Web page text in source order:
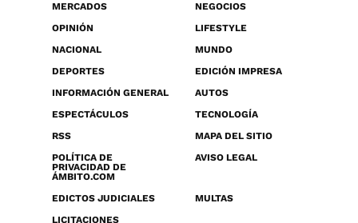
MERCADOS
NEGOCIOS
OPINIÓN
LIFESTYLE
NACIONAL
MUNDO
DEPORTES
EDICIÓN IMPRESA
INFORMACIÓN GENERAL
AUTOS
ESPECTÁCULOS
TECNOLOGÍA
RSS
MAPA DEL SITIO
POLÍTICA DE
PRIVACIDAD DE
ÁMBITO.COM
AVISO LEGAL
EDICTOS JUDICIALES
MULTAS
LICITACIONES